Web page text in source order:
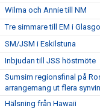
Wilma och Annie till NM
Tre simmare till EM i
SM/JSM i Eskilstuna
Inbjudan till JSS höstmöte
Sumsim regionsfinal på
arrangemang ut flera
Hälsning från Hawaii